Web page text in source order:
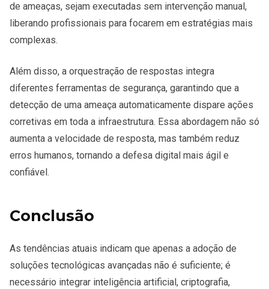
de ameaças, sejam executadas sem intervenção manual,
liberando profissionais para focarem em estratégias mais
complexas.
Além disso, a orquestração de respostas integra
diferentes ferramentas de segurança, garantindo que a
detecção de uma ameaça automaticamente dispare ações
corretivas em toda a infraestrutura. Essa abordagem não só
aumenta a velocidade de resposta, mas também reduz
erros humanos, tornando a defesa digital mais ágil e
confiável.
Conclusão
As tendências atuais indicam que apenas a adoção de
soluções tecnológicas avançadas não é suficiente; é
necessário integrar inteligência artificial, criptografia,